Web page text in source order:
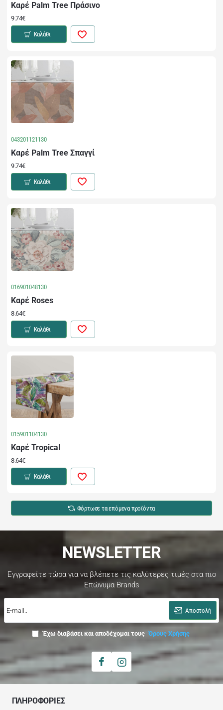
Καρέ Palm Tree Πράσινο
9.74€
Καλάθι
043201121130
Καρέ Palm Tree Σπαγγί
9.74€
Καλάθι
016901048130
Καρέ Roses
8.64€
Καλάθι
015901104130
Καρέ Tropical
8.64€
Καλάθι
Φόρτωσε τα επόμενα προϊόντα
NEWSLETTER
Εγγραφείτε τώρα για να βλέπετε τις καλύτερες τιμές στα πιο
Επώνυμα Brands
mail..
Αποστολή
Έχω διαβάσει και αποδέχομαι τους Όρους Χρήσης
ΠΛΗΡΟΦΟΡΙΕΣ